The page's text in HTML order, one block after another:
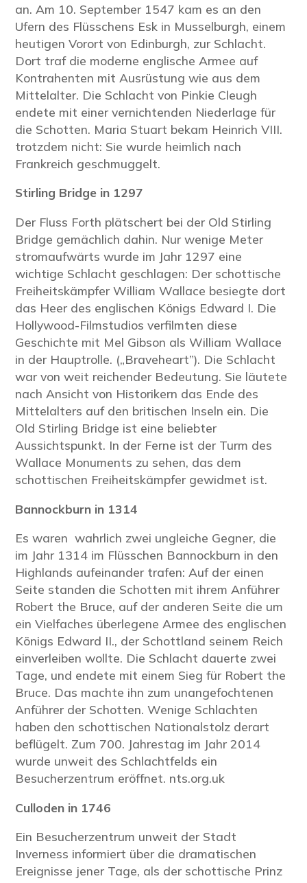
an. Am 10. September 1547 kam es an den
Ufern des Flüsschens Esk in Musselburgh, einem
heutigen Vorort von Edinburgh, zur Schlacht.
Dort traf die moderne englische Armee auf
Kontrahenten mit Ausrüstung wie aus dem
Mittelalter. Die Schlacht von Pinkie Cleugh
endete mit einer vernichtenden Niederlage für
die Schotten. Maria Stuart bekam Heinrich VIII.
trotzdem nicht: Sie wurde heimlich nach
Frankreich geschmuggelt.
Stirling Bridge in 1297
Der Fluss Forth plätschert bei der Old Stirling
Bridge gemächlich dahin. Nur wenige Meter
stromaufwärts wurde im Jahr 1297 eine
wichtige Schlacht geschlagen: Der schottische
Freiheitskämpfer William Wallace besiegte dort
das Heer des englischen Königs Edward I. Die
Hollywood-Filmstudios verfilmten diese
Geschichte mit Mel Gibson als William Wallace
in der Hauptrolle. („Braveheart”). Die Schlacht
war von weit reichender Bedeutung. Sie läutete
nach Ansicht von Historikern das Ende des
Mittelalters auf den britischen Inseln ein. Die
Old Stirling Bridge ist eine beliebter
Aussichtspunkt. In der Ferne ist der Turm des
Wallace Monuments zu sehen, das dem
schottischen Freiheitskämpfer gewidmet ist.
Bannockburn in 1314
Es waren wahrlich zwei ungleiche Gegner, die
im Jahr 1314 im Flüsschen Bannockburn in den
Highlands aufeinander trafen: Auf der einen
Seite standen die Schotten mit ihrem Anführer
Robert the Bruce, auf der anderen Seite die um
ein Vielfaches überlegene Armee des englischen
Königs Edward II., der Schottland seinem Reich
einverleiben wollte. Die Schlacht dauerte zwei
Tage, und endete mit einem Sieg für Robert the
Bruce. Das machte ihn zum unangefochtenen
Anführer der Schotten. Wenige Schlachten
haben den schottischen Nationalstolz derart
beflügelt. Zum 700. Jahrestag im Jahr 2014
wurde unweit des Schlachtfelds ein
Besucherzentrum eröffnet. nts.org.uk
Culloden in 1746
Ein Besucherzentrum unweit der Stadt
Inverness informiert über die dramatischen
Ereignisse jener Tage, als der schottische Prinz